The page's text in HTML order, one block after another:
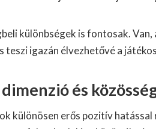
különbségek is fontosak.
teszi igazán élvezhetővé a
és
különösen erős pozitív